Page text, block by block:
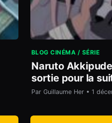
BLOG CINÉMA / SÉRIE
Naruto
sortie pour la
Par Guillaume Her • 1